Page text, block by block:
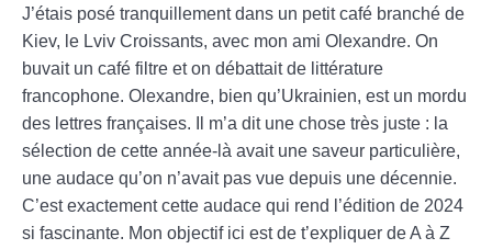
J’étais posé tranquillement dans un petit café branché de
Kiev, le Lviv Croissants, avec mon ami Olexandre. On
buvait un café filtre et on débattait de littérature
francophone. Olexandre, bien qu’Ukrainien, est un mordu
des lettres françaises. Il m’a dit une chose très juste : la
sélection de cette année-là avait une saveur particulière,
une audace qu’on n’avait pas vue depuis une décennie.
C’est exactement cette audace qui rend l’édition de 2024
si fascinante. Mon objectif ici est de t’expliquer de A à Z